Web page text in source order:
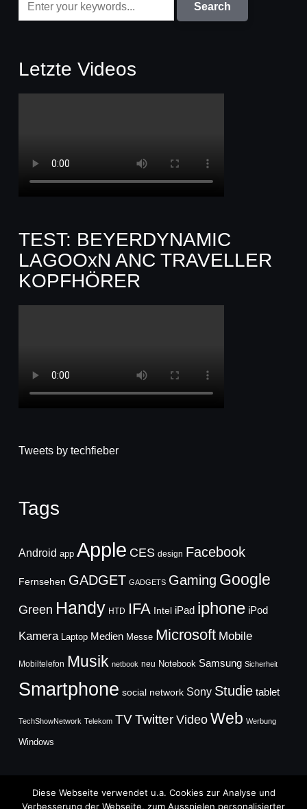
Letzte Videos
TEST: BEYERDYNAMIC
LAGOOxN ANC TRAVELLER
KOPFHÖRER
Tweets by techfieber
Tags
Android app Apple CES design Facebook
Fernsehen GADGET GADGETS Gaming Google
Green Handy HTD IFA Intel iPad iphone iPod
Kamera Laptop Medien Messe Microsoft Mobile
Mobiltelefon Musik netbook neu Notebook Samsung Sicherheit
Smartphone social network Sony Studie tablet
TechShowNetwork Telekom TVTwitter Video Web Werbung
Windows
Diese Webseite verwendet u.a. Cookies zur Analyse und
Verbesserung der Webseite, zum Ausspielen personalisierter